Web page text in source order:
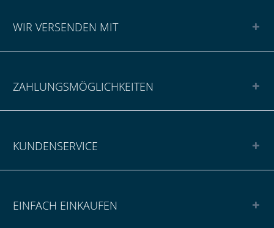
WIR VERSENDEN MIT
ZAHLUNGSMÖGLICHKEITEN
KUNDENSERVICE
EINFACH EINKAUFEN